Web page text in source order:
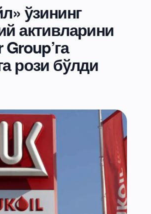
ўзининг
активларини
рози бўлди